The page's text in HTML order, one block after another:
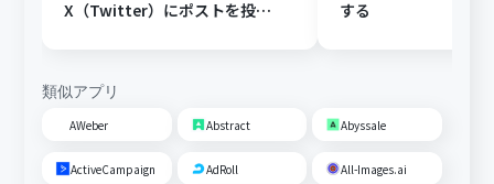
X（Twitter）にポストを投稿
する
類似アプリ
AWeber Abstract Abyssale
ActiveCampaign AdRoll All-Images.ai